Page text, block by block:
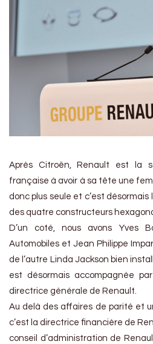
Après Citroën, Renault est la
française à avoir à sa tête une
donc plus seule et c’est
des quatre constructeurs
D’un coté, nous avons Yves
Automobiles et Jean Philippe
de l’autre Linda Jackson bien
est désormais accompagnée
directrice générale de Renault.
Au delà des affaires de parité et
c’est la directrice financière de
conseil d’administration de